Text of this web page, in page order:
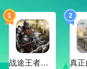
1
战途王者最新版
2